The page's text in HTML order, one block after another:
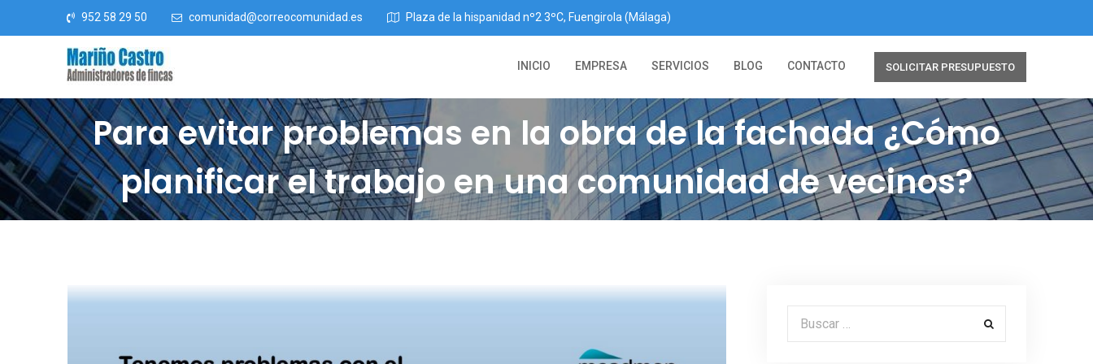
Saltar al contenido952 58 29 50 comunidad@correocomunidad.es Plaza de la hispanidad nº2 3ºC, Fuengirola (Málaga)
SOLICITAR PRESUPUESTO
INICIO EMPRESA SERVICIOS BLOG CONTACTO
Para evitar problemas en la obra de la fachada ¿Cómo
planificar el trabajo en una comunidad de vecinos?
Buscar por: